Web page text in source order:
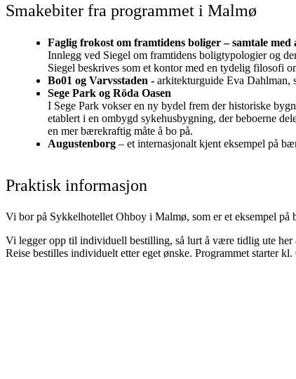
Smakebiter fra programmet i Malmø
Faglig frokost om framtidens boliger – samtale
Innlegg ved Siegel om framtidens boligtypologier og
Siegel beskrives som et kontor med en tydelig filosofi
Bo01 og Varvsstaden - arkitekturguide Eva Dahlman,
Sege Park og Röda Oasen
I Sege Park vokser en ny bydel frem der historiske
etablert i en ombygd sykehusbygning, der beboerne
en mer bærekraftig måte å bo på.
Augustenborg – et internasjonalt kjent eksempel på
Praktisk informasjon
Vi bor på Sykkelhotellet Ohboy i Malmø, som er et eksempel
Vi legger opp til individuell bestilling, så lurt å være tidlig ute her
Reise bestilles individuelt etter eget ønske. Programmet starter